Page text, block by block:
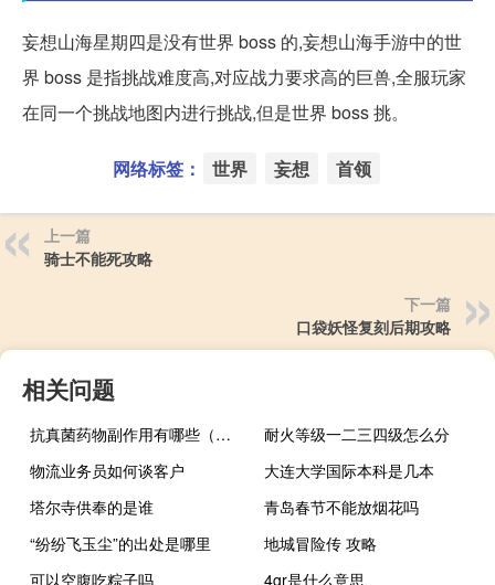
妄想山海星期四是没有世界 boss 的,妄想山海手游中的世
界 boss 是指挑战难度高,对应战力要求高的巨兽,全服玩家
在同一个挑战地图内进行挑战,但是世界 boss 挑。
网络标签： 世界 妄想 首领
上一篇
骑士不能死攻略
下一篇
口袋妖怪复刻后期攻略
相关问题
抗真菌药物副作用有哪些（抗真菌药物副作用）
耐火等级一二三四级怎么分
物流业务员如何谈客户
大连大学国际本科是几本
塔尔寺供奉的是谁
青岛春节不能放烟花吗
“纷纷飞玉尘”的出处是哪里
地城冒险传 攻略
可以空腹吃粽子吗
4gr是什么意思